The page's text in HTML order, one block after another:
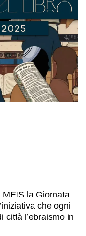
MEIS la Giornata
che ogni
città l’ebraismo in